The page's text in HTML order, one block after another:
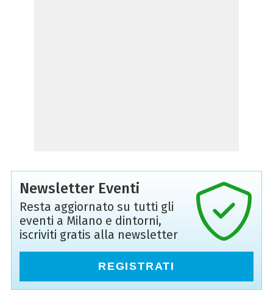
Newsletter Eventi
Resta aggiornato su tutti gli
eventi a Milano e dintorni,
iscriviti gratis alla newsletter
REGISTRATI